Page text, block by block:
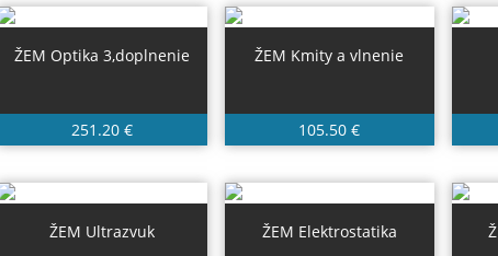
ŽEM Optika 3,doplnenie
251.20 €
ŽEM Kmity a vlnenie
105.50 €
ŽEM Ultrazvuk ŽEM Elektrostatika